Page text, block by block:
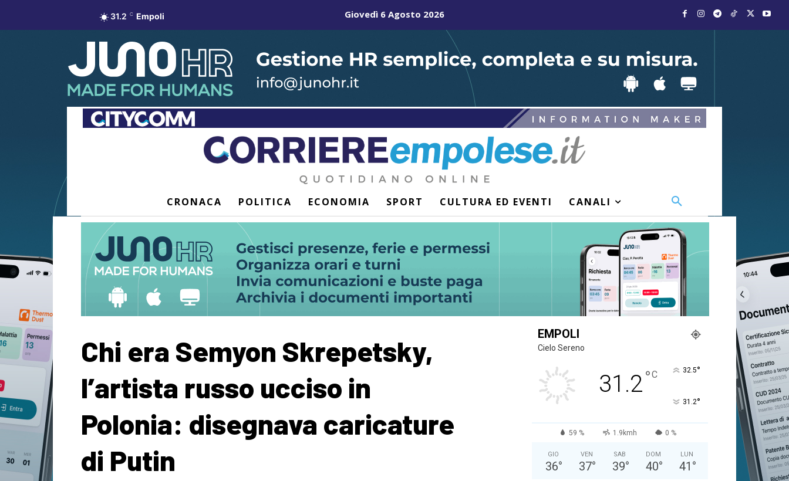
31.2 C Empoli Giovedì 6 Agosto 2026
CRONACA POLITICA ECONOMIA SPORT CULTURA ED EVENTI CANALI
Chi era Semyon Skrepetsky,
l’artista russo ucciso in
Polonia: disegnava caricature
di Putin
EMPOLI
Cielo Sereno
31.2°C 32.5°
31.2°
59 % 1.9kmh 0 %
GIO
36°
VEN
37°
SAB
39°
DOM
40°
LUN
41 °